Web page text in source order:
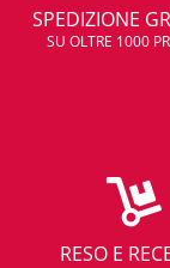
SPEDIZIONE
SU OLTRE 1000
RESO E